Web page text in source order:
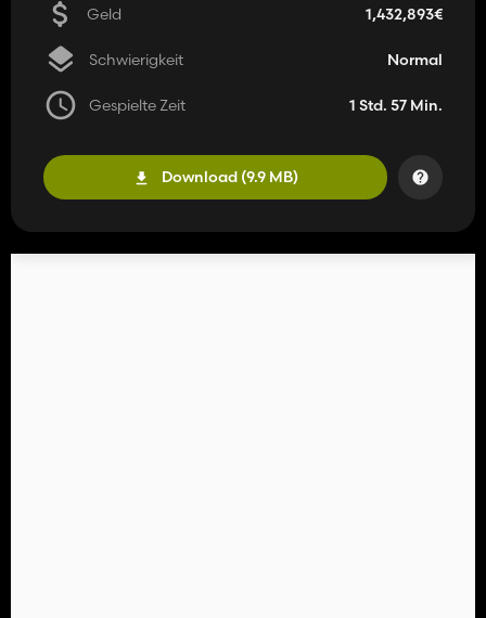
1,432,893€
Geld
Normal
Schwierigkeit
1 Std. 57 Min.
Gespielte Zeit
Download (9.9 MB)